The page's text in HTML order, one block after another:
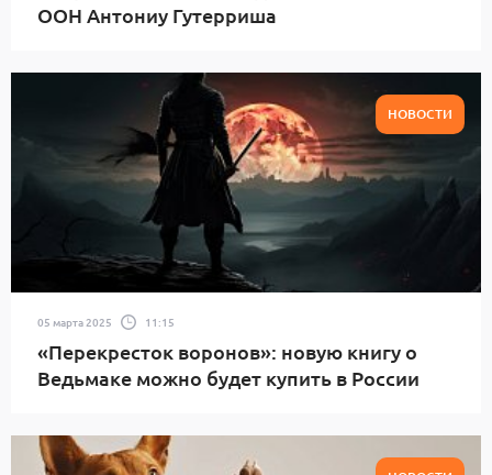
ООН Антониу Гутерриша
НОВОСТИ
05 марта 2025 11:15
«Перекресток воронов»: новую книгу о
Ведьмаке можно будет купить в России